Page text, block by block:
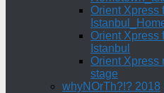
Orient Xpress
Orient Xpress
Istanbul
Orient Xpress
stage
whyNOrTh?!? 2018